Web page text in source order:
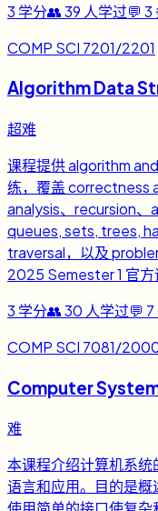
3 学分👥39 人学过💬 3
COMP SCI 7201/2201
Algorithm Data
超难
课程提供 algorithm
练，覆盖 correctness
analysis、recursion
queues, sets, trees,
traversal，以及
2025 Semester 1 官方
3 学分👥30 人学过💬 7
COMP SCI 7081/
Computer
难
本课程介绍计算机系统
语言和应用。目的是